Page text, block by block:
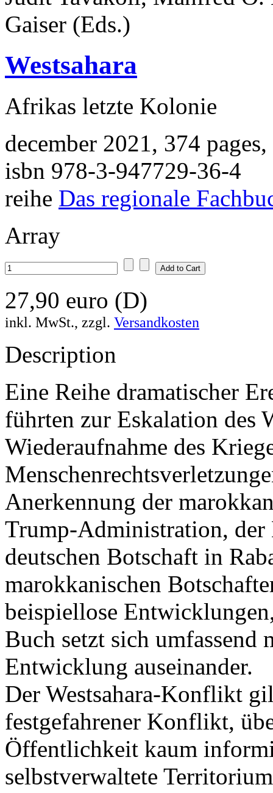
Gaiser (Eds.)
Westsahara
Afrikas letzte Kolonie
december 2021, 374
isbn 978-3-947729-36-4
reihe Das regionale
Array
27,90 euro (D)
inkl. MwSt., zzgl. Versandkosten
Description
Eine Reihe dramatischer
führten zur Eskalation des
Wiederaufnahme des
Anerkennung der
Trump-Administration,
deutschen Botschaft in
marokkanischen
beispiellose
Buch setzt sich
Entwicklung auseinander.
Der Westsahara-Konflikt
festgefahrener Konflikt,
Öffentlichkeit kaum
selbstverwaltete